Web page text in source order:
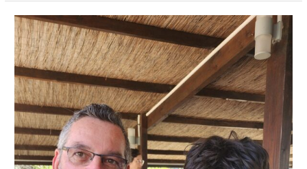
Recette
Affogato